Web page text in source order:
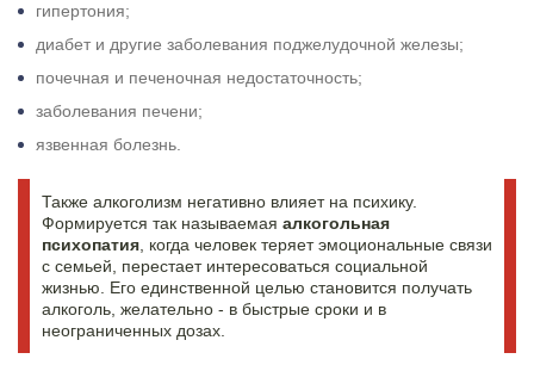
гипертония;
диабет и другие заболевания поджелудочной железы;
почечная и печеночная недостаточность;
заболевания печени;
язвенная болезнь.
Также алкоголизм негативно влияет на психику.
Формируется так называемая алкогольная
психопатия , когда человек теряет эмоциональные связи
с семьей, перестает интересоваться социальной
жизнью. Его единственной целью становится получать
алкоголь, желательно - в быстрые сроки и в
неограниченных дозах.